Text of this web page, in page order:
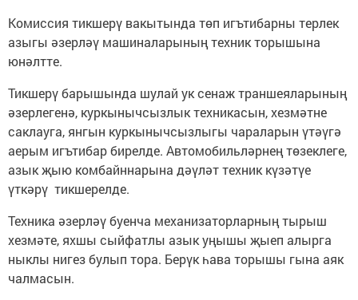
Комиссия тикшерү вакытында төп игътибарны терлек
азыгы әзерләү машиналарының техник торышына
юнәлтте.
Тикшерү барышында шулай ук сенаж траншеяларының
әзерлегенә, куркынычсызлык техникасын, хезмәтне
саклауга, янгын куркынычсызлыгы чараларын үтәүгә
аерым игътибар бирелде. Автомобильләрнең төзеклеге,
азык җыю комбайннарына дәүләт техник күзәтүе
үткәрү тикшерелде.
Техника әзерләү буенча механизаторларның тырыш
хезмәте, яхшы сыйфатлы азык уңышы җыеп алырга
ныклы нигез булып тора. Берүк һава торышы гына аяк
чалмасын.